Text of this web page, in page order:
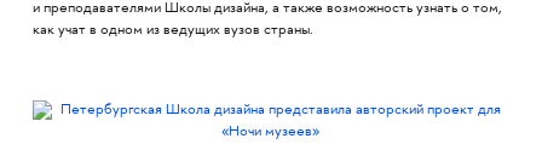
и преподавателями Школы дизайна, а также возможность узнать о том,
как учат в одном из ведущих вузов страны.